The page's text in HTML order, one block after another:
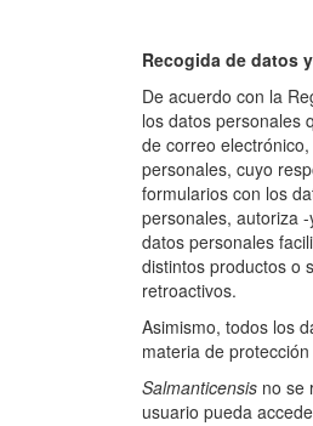
Recogida de datos
De acuerdo con la
los datos personales
de correo
personales, cuyo
formularios con los
personales, autoriza
datos personales
distintos productos o
retroactivos.
Asimismo, todos los
materia de
Salmanticensis no se
usuario pueda